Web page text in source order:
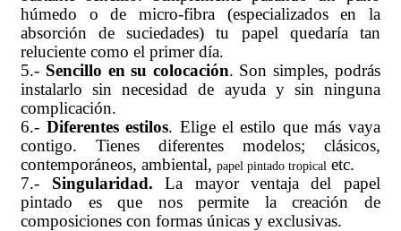
húmedo o de micro-fibra (especializados en la
absorción de suciedades) tu papel quedaría tan
reluciente como el primer día.
5.- Sencillo en su colocación. Son simples, podrás
instalarlo sin necesidad de ayuda y sin ninguna
complicación.
6.- Diferentes estilos. Elige el estilo que más vaya
contigo. Tienes diferentes modelos; clásicos,
contemporáneos, ambiental,papel pintado tropical etc.
7.- Singularidad. La mayor ventaja del papel
pintado es que nos permite la creación de
composiciones con formas únicas y exclusivas.